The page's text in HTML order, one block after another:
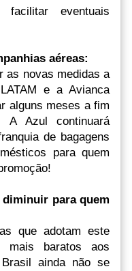
eventuais
aéreas:
as novas medidas a
e a Avianca
alguns meses a fim
A Azul continuará
de bagagens
para quem
para quem
que adotam este
mais baratos aos
ainda não se